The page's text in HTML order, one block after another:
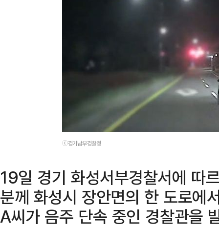
ⓒ경기남부경찰청
19일 경기 화성서부경찰서에
분께 화성시 장안면의 한 도로
A씨가 음주 단속 중인 경찰관을